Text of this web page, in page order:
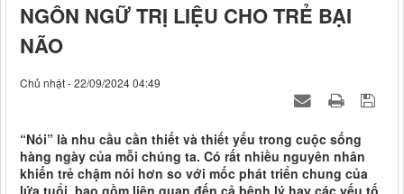
NGÔN NGỮ TRỊ LIỆU CHO TRẺ BẠI
NÃO
Chủ nhật - 22/09/2024 04:49
“Nói” là nhu cầu cần thiết và thiết yếu trong cuộc sống
hàng ngày của mỗi chúng ta. Có rất nhiều nguyên nhân
khiến trẻ chậm nói hơn so với mốc phát triển chung của